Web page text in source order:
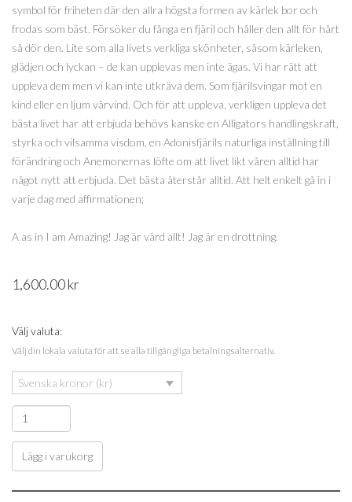
symbol för friheten där den allra högsta formen av kärlek bor och
frodas som bäst. Försöker du fånga en fjäril och håller den allt för hårt
så dör den. Lite som alla livets verkliga skönheter, såsom kärleken,
glädjen och lyckan – de kan upplevas men inte ägas. Vi har rätt att
uppleva dem men vi kan inte utkräva dem. Som fjärilsvingar mot en
kind eller en ljum vårvind. Och för att uppleva, verkligen uppleva det
bästa livet har att erbjuda behövs kanske en Alligators handlingskraft,
styrka och vilsamma visdom, en Adonisfjärils naturliga inställning till
förändring och Anemonernas löfte om att livet likt våren alltid har
något nytt att erbjuda. Det bästa återstår alltid. Att helt enkelt gå in i
varje dag med affirmationen;
A as in I am Amazing! Jag är värd allt! Jag är en drottning.
1,600.00kr
Välj valuta:
Välj din lokala valuta för att se alla tillgängliga betalningsalternativ.
Svenska kronor (kr)
Lägg i varukorg